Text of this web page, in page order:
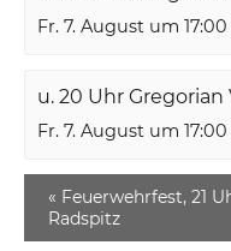
Fr. 7. August um 17:00
u. 20 Uhr
Fr. 7. August um 17:00
« Feuerwehrfest, 21
Radspitz